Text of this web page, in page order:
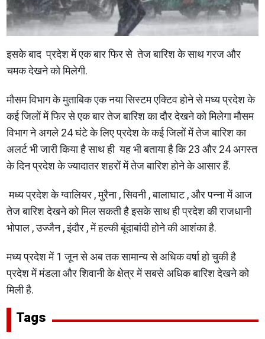
इसके बाद प्रदेश में एक बार फिर से तेज बारिश के साथ गरज और
चमक देखने को मिलेगी.
मौसम विभाग के मुताबिक एक नया सिस्टम एक्टिव होने से मध्य प्रदेश के
कई जिलों में फिर से एक बार तेज बारिश का दौर देखने को मिलेगा मौसम
विभाग ने अगले 24 घंटे के लिए प्रदेश के कई जिलों में तेज बारिश का
अलर्ट भी जारी किया है साथ ही यह भी बताया है कि 23 और 24 अगस्त
के दिन प्रदेश के ज्यादातर शहरों में तेज बारिश होने के आसार हैं.
मध्य प्रदेश के ग्वालियर , मुरैना , सिवनी , बालाघाट , और पन्ना में आज
तेज बारिश देखने को मिल सकती है इसके साथ ही प्रदेश की राजधानी
भोपाल , उज्जैन , इंदौर , में हल्की बूंदाबांदी होने की आशंका है.
मध्य प्रदेश में 1 जून से अब तक सामान्य से अधिक वर्षा हो चुकी है
प्रदेश में मंडला और शिवानी के क्षेत्र में सबसे अधिक बारिश देखने को
मिली है.
Tags